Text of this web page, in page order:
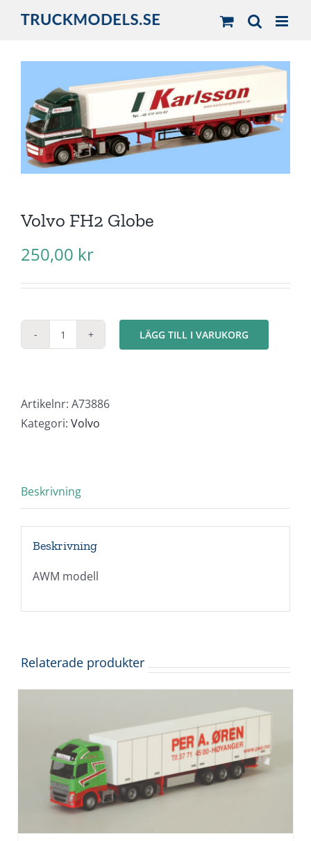
Volvo FH2 Globe
250,00 kr
Volvo
mängd
LÄGG TILL I VARUKORG
Artikelnr: A73886
Kategori: Volvo
Beskrivning
Beskrivning
AWM modell
Relaterade produkter